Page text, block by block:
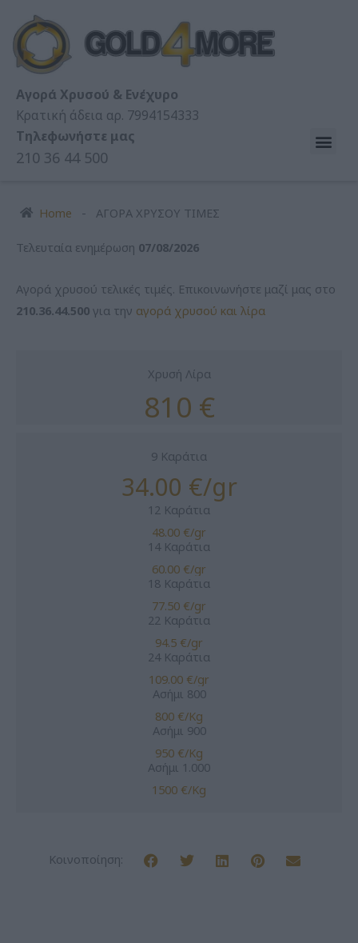
content
Αγορά Χρυσού & Ενέχυρο
Κρατική άδεια αρ. 7994154333
Τηλεφωνήστε μας
210 36 44 500
Home - ΑΓΟΡΑ ΧΡΥΣΟΥ ΤΙΜΕΣ
Τελευταία ενημέρωση 07/08/2026
Aγορά χρυσού τελικές τιμές. Επικοινωνήστε μαζί μας στο
210.36.44.500 για την αγορά χρυσού και λίρα
Χρυσή Λίρα
810 €
9 Καράτια
34.00 €/gr
12 Καράτια
48.00 €/gr
14 Καράτια
60.00 €/gr
18 Καράτια
77.50 €/gr
22 Καράτια
94.5 €/gr
24 Καράτια
109.00 €/gr
Ασήμι 800
800 €/Kg
Ασήμι 900
950 €/Kg
Ασήμι 1.000
1500 €/Kg
Κοινοποίηση: